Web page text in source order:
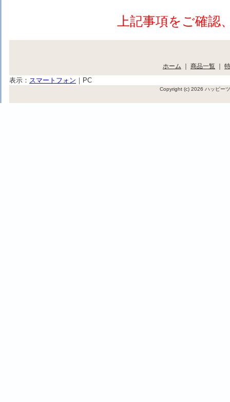
上記事項をご確
ホーム ｜ 商品一覧 ｜
表示： スマートフォン ｜ PC
Copyright (c) 2026 ハッピー